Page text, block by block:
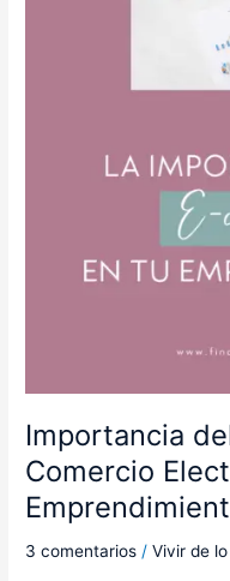
Importancia
Comercio
3 comentarios /Vivir de
Emprendimiento